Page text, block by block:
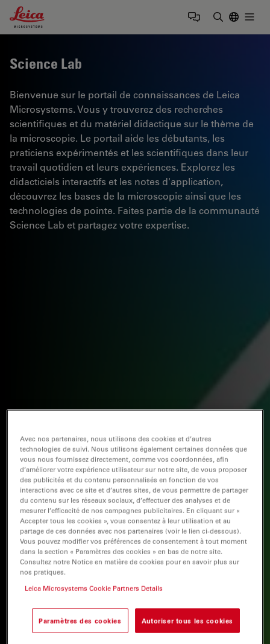
Leica Microsystems Logo
Science Lab
Bienvenue sur le portail de connaissances de Leica
Microsystems. Vous y trouverez des recherches
scientifiques et du matériel didactique sur le thème de
la microscopie. Le portail aide les débutants, les
praticiens expérimentés et les scientifiques dans leur
travail quotidien et leurs expériences. Explorez les
didacticiels interactifs et les notes d'application,
découvrez les bases de la microscopie ainsi que les
technologies de pointe. Faites partie de la communauté
Science Lab et partagez votre expertise.
Avec nos partenaires, nous utilisons des cookies et d’autres
technologies de suivi. Nous utilisons également certaines données que
vous nous fournissez directement, comme vos coordonnées, afin
d’améliorer votre expérience utilisateur sur notre site, de vous proposer
des publicités et du contenu personnalisés en fonction de vos
interactions avec ce site et d’autres sites, de vous permettre de partager
du contenu sur les réseaux sociaux, d’effectuer des analyses et de
mesurer l’efficacité de nos campagnes publicitaires. En cliquant sur «
Accepter tous les cookies », vous consentez à leur utilisation et au
partage de ces données avec nos partenaires (voir le lien ci-dessous).
Vous pouvez modifier vos préférences de consentement à tout moment
dans la section « Paramètres des cookies » en bas de notre site.
Consultez notre Notice en matière de cookies pour en savoir plus sur
nos pratiques.
Leica Microsystems Cookie Partners Details
Paramètres des cookies Autoriser tous les cookies